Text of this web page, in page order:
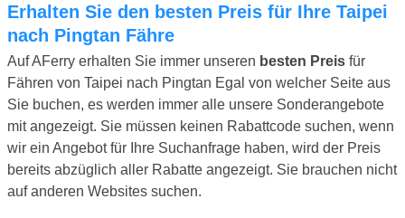
Erhalten Sie den besten Preis für Ihre Taipei
nach Pingtan Fähre
Auf AFerry erhalten Sie immer unseren besten Preis für
Fähren von Taipei nach Pingtan Egal von welcher Seite aus
Sie buchen, es werden immer alle unsere Sonderangebote
mit angezeigt. Sie müssen keinen Rabattcode suchen, wenn
wir ein Angebot für Ihre Suchanfrage haben, wird der Preis
bereits abzüglich aller Rabatte angezeigt. Sie brauchen nicht
auf anderen Websites suchen.